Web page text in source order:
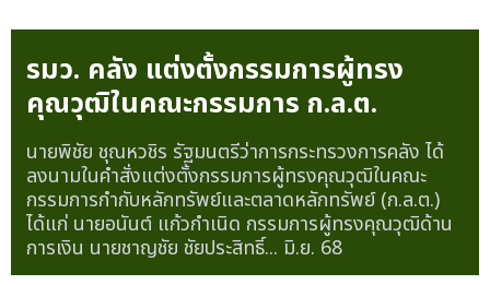
รมว. คลัง แต่งตั้งกรรมการผู้ทรง
คุณวุฒิในคณะกรรมการ ก.ล.ต.
นายพิชัย ชุณหวชิร รัฐมนตรีว่าการกระทรวงการคลัง ได้
ลงนามในคำสั่งแต่งตั้งกรรมการผู้ทรงคุณวุฒิในคณะ
กรรมการกำกับหลักทรัพย์และตลาดหลักทรัพย์ (ก.ล.ต.)
ได้แก่ นายอนันต์ แก้วกำเนิด กรรมการผู้ทรงคุณวุฒิด้าน
การเงิน นายชาญชัย ชัยประสิทธิ์... มิ.ย. 68